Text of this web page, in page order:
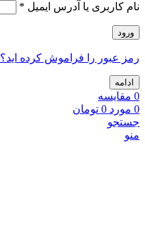
نام کاربری یا آدرس ایمیل *
ورود
رمز عبور را فراموش کرده اید؟
ادامه
0 مقايسه
0 مورد 0 تومان
جستجو
منو